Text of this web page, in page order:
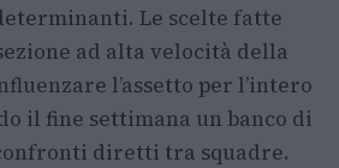
Le scelte fatte
ad alta velocità della
l’assetto per l’intero
il fine settimana un banco di
diretti tra squadre.